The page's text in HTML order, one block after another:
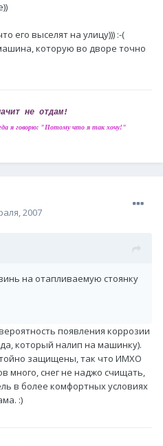
его выселят на улицу))) :-(
которую во дворе точно
не отдам!
я говорю: "Потому что я так хочу!"
2007
на отапливаемую стоянку
появления коррозии
который налип на машинку).
защищены, так что ИМХО
много, снег не наджо счищать,
в более комфортных условиях
:)